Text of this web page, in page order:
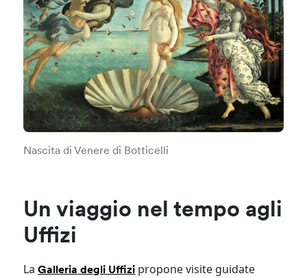
Nascita di Venere di Botticelli
Un viaggio nel tempo agli
Uffizi
LaGalleria degli Uffizi propone visite guidate